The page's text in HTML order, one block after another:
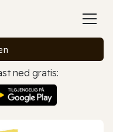
ned gratis: